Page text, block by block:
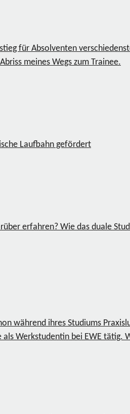
für Absolventen
meines Wegs zum Trainee.
Laufbahn gefördert
erfahren? Wie das duale
während ihres Studiums
Werkstudentin bei EWE tätig.